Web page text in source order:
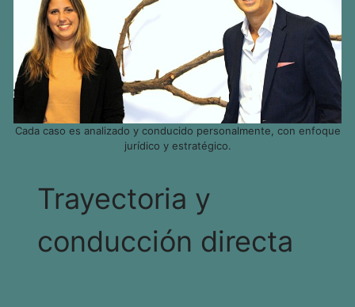
Cada caso es analizado y conducido personalmente, con enfoque
jurídico y estratégico.
Trayectoria y
conducción directa